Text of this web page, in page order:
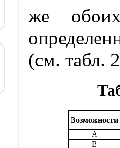
же
(см. табл.
Возможности
A
B